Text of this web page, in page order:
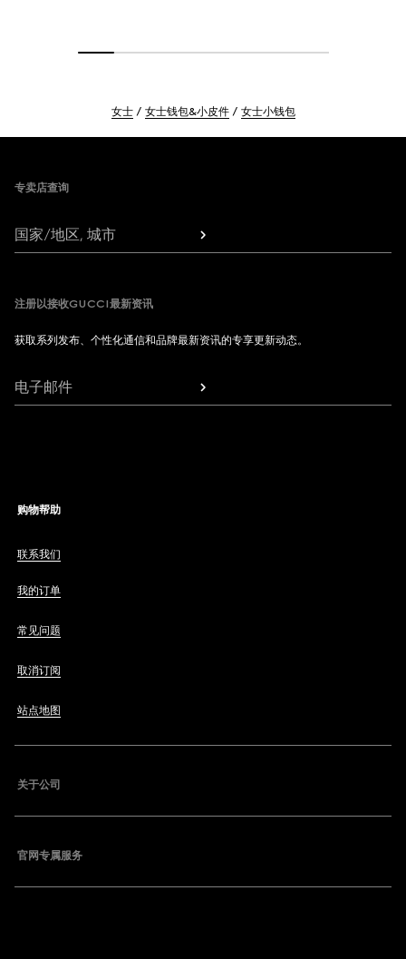
女士 女士钱包&小皮件 女士小钱包
专卖店查询
国家/地区, 城市
注册以接收GUCCI最新资讯
获取系列发布、个性化通信和品牌最新资讯的专享更新动态。
电子邮件
购物帮助
联系我们
我的订单
常见问题
取消订阅
站点地图
关于公司
官网专属服务